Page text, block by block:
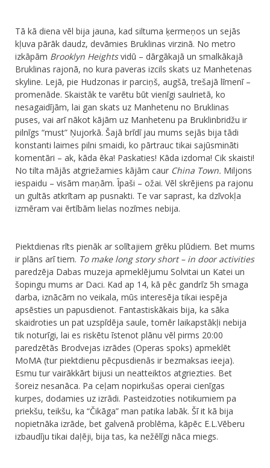
Tā kā diena vēl bija jauna, kad siltuma ķermeņos un sejās
kļuva pārāk daudz, devāmies Bruklinas virzinā. No metro
izkāpām Brooklyn Heightsvidū – dārgākajā un smalkākajā
Bruklinas rajonā, no kura paveras izcils skats uz Manhetenas
skyline. Lejā, pie Hudzonas ir parciņš, augšā, trešajā līmenī –
promenāde. Skaistāk te varētu būt vienīgi saulrietā, ko
nesagaidījām, lai gan skats uz Manhetenu no Bruklinas
puses, vai arī nākot kājām uz Manhetenu pa Bruklinbridžu ir
pilnīgs “must” Ņujorkā. Šajā brīdī jau mums sejās bija tādi
konstanti laimes pilni smaidi, ko pārtrauc tikai sajūsmināti
komentāri – ak, kāda ēka! Paskaties! Kāda izdoma! Cik skaisti!
No tilta mājās atgriežamies kājām caur China Town. Miljons
iespaidu – visām maņām. Īpaši – ožai. Vēl skrējiens pa rajonu
un gultās atkrītam ap pusnakti. Te var saprast, ka dzīvokļa
izmēram vai ērtībām lielas nozīmes nebija.
Piektdienas rīts pienāk ar solītajiem grēku plūdiem. Bet mums
ir plāns arī tiem. To make long story short – in door activities
paredzēja Dabas muzeja apmeklējumu Solvitai un Katei un
šopingu mums ar Daci. Kad ap 14, kā pēc gandrīz 5h smaga
darba, iznācām no veikala, mūs interesēja tikai iespēja
apsēsties un papusdienot. Fantastiskākais bija, ka sāka
skaidroties un pat uzspīdēja saule, tomēr laikapstākļi nebija
tik noturīgi, lai es riskētu īstenot plānu vēl pirms 20:00
paredzētās Brodvejas izrādes (Operas spoks) apmeklēt
MoMA (tur piektdienu pēcpusdienās ir bezmaksas ieeja).
Esmu tur vairākkārt bijusi un neatteiktos atgriezties. Bet
šoreiz nesanāca. Pa ceļam nopirkušas operai cienīgas
kurpes, dodamies uz izrādi. Pasteidzoties notikumiem pa
priekšu, teikšu, ka “Čikāga” man patika labāk. Šī it kā bija
nopietnāka izrāde, bet galvenā problēma, kāpēc E.L.Vēberu
izbaudīju tikai daļēji, bija tas, ka nežēlīgi nāca miegs.